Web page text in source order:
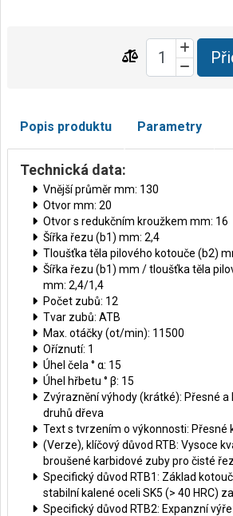
Popis produktu Parametry
Technická data:
Vnější průměr mm: 130
Otvor mm: 20
Otvor s redukčním kroužkem mm: 16
Šířka řezu (b1) mm: 2,4
Tloušťka těla pilového kotouče (b2)
Šířka řezu (b1) mm / tloušťka těla
mm: 2,4/1,4
Počet zubů: 12
Tvar zubů: ATB
Max. otáčky (ot/min): 11500
Oříznutí: 1
Úhel čela ° α: 15
Úhel hřbetu ° β: 15
Zvýraznění výhody (krátké): Přesné a
druhů dřeva
Text s tvrzením o výkonnosti: Přesné
(Verze), klíčový důvod RTB: Vysoce
broušené karbidové zuby pro čisté
Specifický důvod RTB1: Základ
stabilní kalené oceli SK5 (> 40 HRC)
Specifický důvod RTB2: Expanzní